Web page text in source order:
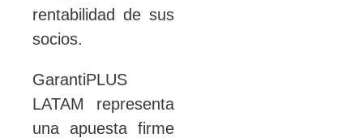
rentabilidad de sus
socios.
GarantiPLUS
LATAM representa
una apuesta firme